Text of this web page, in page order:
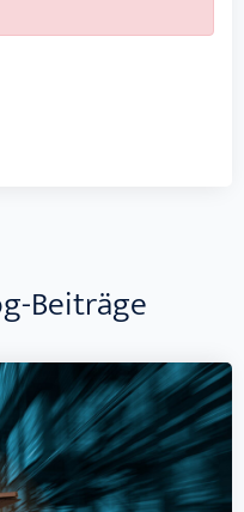
Beiträge